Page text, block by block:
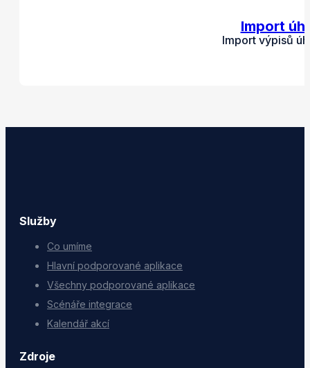
Import
Import výpisů
Služby
Co umíme
Hlavní podporované aplikace
Všechny podporované aplikace
Scénáře integrace
Kalendář akcí
Zdroje